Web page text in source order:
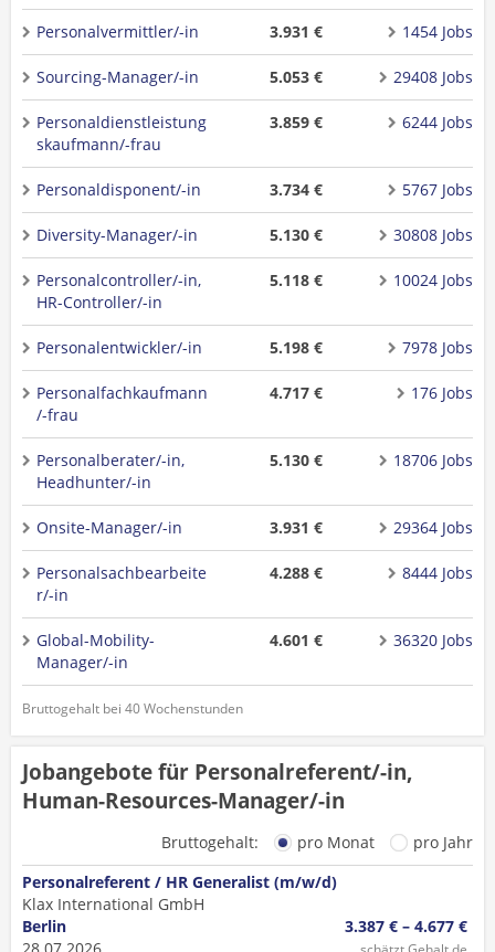
Personalvermittler/-in 3.931 € 1454 Jobs
Sourcing-Manager/-in 5.053 € 29408 Jobs
Personaldienstleistung
skaufmann/-frau
3.859 € 6244 Jobs
Personaldisponent/-in 3.734 € 5767 Jobs
Diversity-Manager/-in 5.130 € 30808 Jobs
Personalcontroller/-in,
HR-Controller/-in
5.118 € 10024 Jobs
Personalentwickler/-in 5.198 € 7978 Jobs
Personalfachkaufmann
/-frau
4.717 € 176 Jobs
Personalberater/-in,
Headhunter/-in
5.130 € 18706 Jobs
Onsite-Manager/-in 3.931 € 29364 Jobs
Personalsachbearbeite
r/-in
4.288 € 8444 Jobs
Global-Mobility-
Manager/-in
4.601 € 36320 Jobs
Bruttogehalt bei 40 Wochenstunden
Jobangebote für Personalreferent/-in,
Human-Resources-Manager/-in
Bruttogehalt: pro Monat
pro Jahr
Personalreferent / HR Generalist (m/w/d)
Klax International GmbH
Berlin
3.387 € – 4.677 €